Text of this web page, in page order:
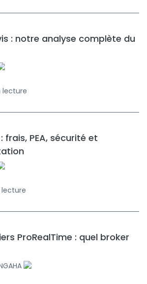
: notre analyse complète du
lecture
frais, PEA, sécurité et
lecture
ProRealTime : quel broker